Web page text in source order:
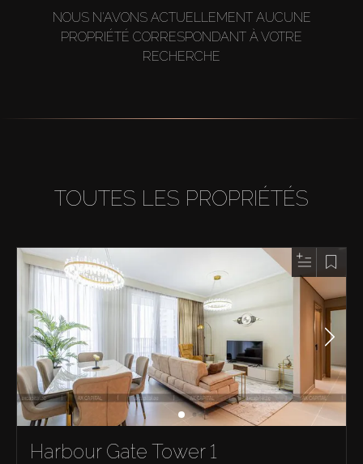
NOUS N'AVONS ACTUELLEMENT AUCUNE
PROPRIÉTÉ CORRESPONDANT À VOTRE
RECHERCHE
TOUTES LES PROPRIÉTÉS
Harbour Gate Tower 1